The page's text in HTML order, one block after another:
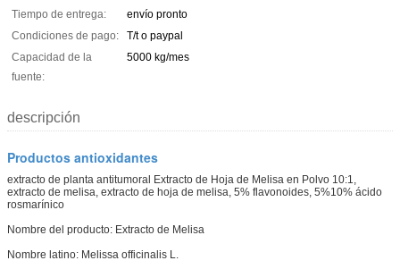
Tiempo de entrega:
envío pronto
Condiciones de pago:
T/t o paypal
Capacidad de la
fuente:
5000 kg/mes
descripción
Productos antioxidantes
extracto de planta antitumoral Extracto de Hoja de Melisa en Polvo 10:1,
extracto de melisa, extracto de hoja de melisa, 5% flavonoides, 5%10% ácido
rosmarínico
Nombre del producto: Extracto de Melisa
Nombre latino: Melissa officinalis L.